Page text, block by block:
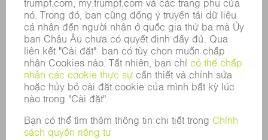
TUÂN THỦ
HỆ THỐNG TỐ CÁO
BẢO MẬT
THÔNG CÁO BÁO CHÍ
TẠP CHÍ
TÍNH BỀN VỮNG
MÔI TRƯỜNG & KHÍ HẬU
XÃ HỘI & DOANH NGHIỆP
QUẢN LÝ DOANH NGHIỆP